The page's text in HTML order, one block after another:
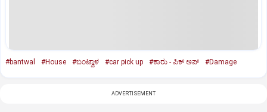
#bantwal #House #ಬಂಟ್ವಾಳ #car pick up #ಕಾರು - ಪಿಕ್‌ ಅಪ್‌ #Damage
ADVERTISEMENT